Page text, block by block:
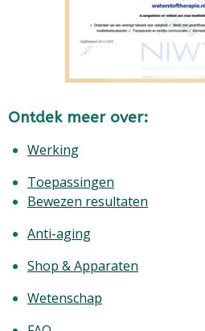
Ontdek meer over:
Werking
Toepassingen
Bewezen resultaten
Anti-aging
Shop & Apparaten
Wetenschap